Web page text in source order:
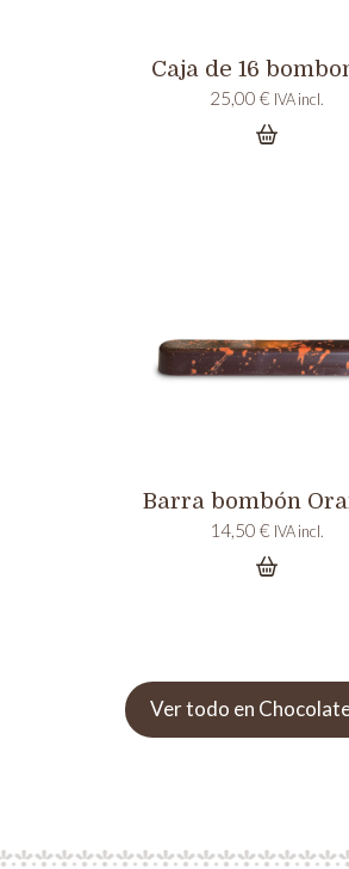
Caja de 16
25,00 € IVA incl.
Barra bombón
14,50 € IVA incl.
Ver todo en